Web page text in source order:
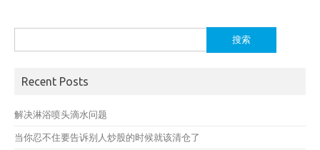
索：
Recent Posts
解决淋浴喷头滴水问题
当你忍不住要告诉别人炒股的时候就该清仓了